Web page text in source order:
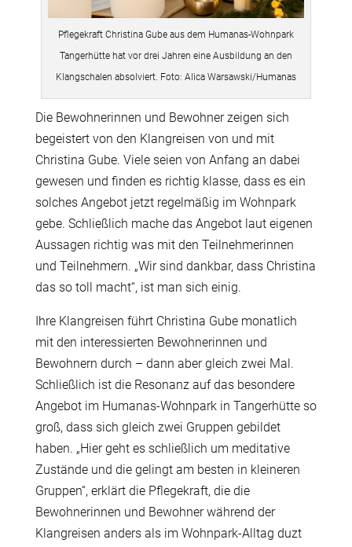
Pflegekraft Christina Gube aus dem Humanas-Wohnpark
Tangerhütte hat vor drei Jahren eine Ausbildung an den
Klangschalen absolviert. Foto: Alica Warsawski/Humanas
Die Bewohnerinnen und Bewohner zeigen sich
begeistert von den Klangreisen von und mit
Christina Gube. Viele seien von Anfang an dabei
gewesen und finden es richtig klasse, dass es ein
solches Angebot jetzt regelmäßig im Wohnpark
gebe. Schließlich mache das Angebot laut eigenen
Aussagen richtig was mit den Teilnehmerinnen
und Teilnehmern. „Wir sind dankbar, dass Christina
das so toll macht“, ist man sich einig.
Ihre Klangreisen führt Christina Gube monatlich
mit den interessierten Bewohnerinnen und
Bewohnern durch – dann aber gleich zwei Mal.
Schließlich ist die Resonanz auf das besondere
Angebot im Humanas-Wohnpark in Tangerhütte so
groß, dass sich gleich zwei Gruppen gebildet
haben. „Hier geht es schließlich um meditative
Zustände und die gelingt am besten in kleineren
Gruppen“, erklärt die Pflegekraft, die die
Bewohnerinnen und Bewohner während der
Klangreisen anders als im Wohnpark-Alltag duzt